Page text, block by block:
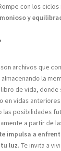
con los
y
archivos que
la
de vida, donde
en vidas
las posibilidades
a partir de
impulsa a
luz. Te invita a